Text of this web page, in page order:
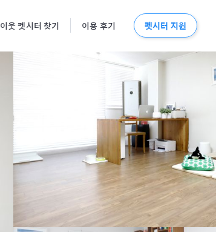
이웃 펫시터 찾기 이용 후기 펫시터 지원